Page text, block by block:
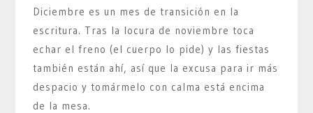
Diciembre es un mes de transición en la
escritura. Tras la locura de noviembre toca
echar el freno (el cuerpo lo pide) y las fiestas
también están ahí, así que la excusa para ir más
despacio y tomármelo con calma está encima
de la mesa.